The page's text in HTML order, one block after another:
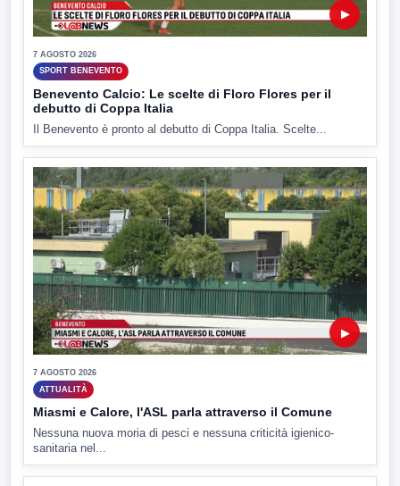
▶
7 AGOSTO 2026
SPORT BENEVENTO
Benevento Calcio: Le scelte di Floro Flores per il
debutto di Coppa Italia
Il Benevento è pronto al debutto di Coppa Italia. Scelte...
▶
7 AGOSTO 2026
ATTUALITÀ
Miasmi e Calore, l'ASL parla attraverso il Comune
Nessuna nuova moria di pesci e nessuna criticità igienico-
sanitaria nel...